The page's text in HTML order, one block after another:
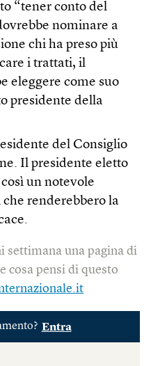
“tener conto del
nominare a
chi ha preso più
i trattati, il
eleggere come suo
presidente della
del Consiglio
Il presidente eletto
un notevole
renderebbero la
settimana una pagina di
cosa pensi di questo